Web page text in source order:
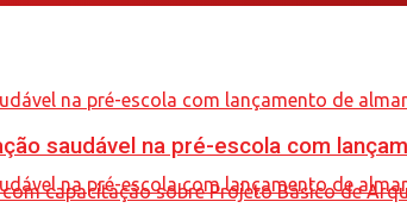
saudável na pré-escola com